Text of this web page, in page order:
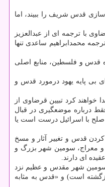
قدس شریف را ببیند، اما
با ترجمه ای از عبدالعزیز
با ترجمه محمدابراهیم ساعدی تنها
قدس و فلسطین، منابع اصلی
بی پایه یهود درمورد قدس و
خواهند کرد تبیین قرضاوی از
درباره موضعگیری در قبال
با اسرائیل درست است یا
قدس و تغییر آثار و مسخ
و معراج، سومین شهر بزرگ و
ای دارند.
سومین شهر مقدس و عظیم نزد
است) و «قدس به مثابه